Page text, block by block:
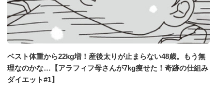
ベスト体重から22kg増！産後太りが止まらない48歳。もう無
理なのかな…【アラフィフ母さんが7kg痩せた！奇跡の仕組み
ダイエット#1】